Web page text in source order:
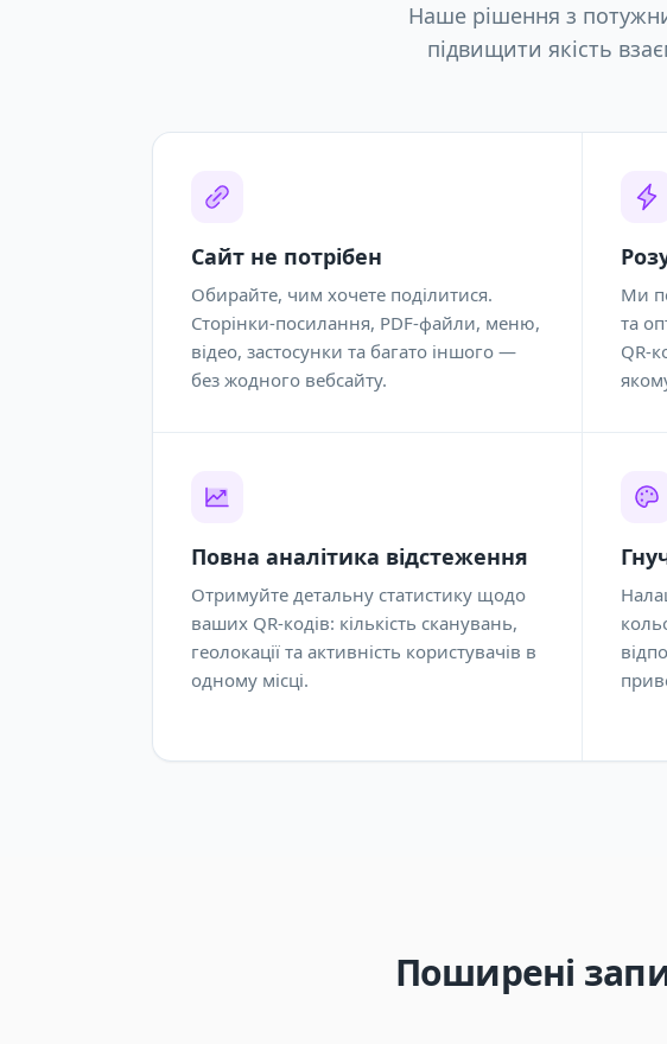
Наше рішення з
підвищити якість
Сайт не потрібен
Обирайте, чим хочете поділитися.
Сторінки-посилання, PDF-файли, меню,
відео, застосунки та багато іншого —
без жодного вебсайту.
Ми
та
QR-
Повна аналітика відстеження
Отримуйте детальну статистику щодо
ваших QR-кодів: кількість сканувань,
геолокації та активність користувачів в
одному місці.
Поширені